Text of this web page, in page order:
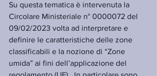
Su questa tematica è intervenuta la
Circolare Ministeriale n° 0000072 del
09/02/2023 volta ad interpretare e
definire le caratteristiche delle zone
classificabili e la nozione di “Zone
umida” ai fini dell’applicazione del